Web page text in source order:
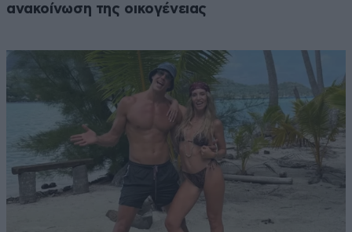
ανακοίνωση της οικογένειας